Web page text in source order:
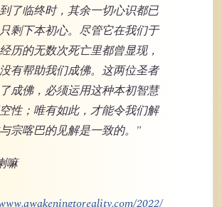
了临终时，其余一切心识都已
剩下本初心。尽管它在我们于
历的无数次死亡里都曾显现，
有帮助我们成佛。这两位圣者
成佛，必须运用这种本初智慧
性；唯有如此，才能令我们解
宗喀巴的见解是一致的。"
嘛
2022/